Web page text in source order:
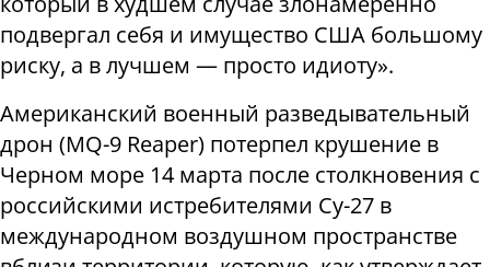
подвергал себя и имущество США большому
риску, а в лучшем — просто идиоту».
Американский военный разведывательный
дрон (MQ-9 Reaper) потерпел крушение в
Черном море 14 марта после столкновения с
российскими истребителями Су-27 в
международном воздушном пространстве